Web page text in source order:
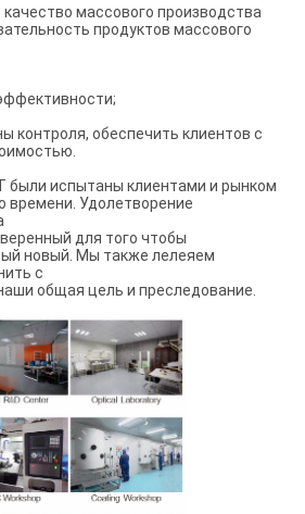
качество массового производства
продуктов массового
контроля, обеспечить клиентов с
были испытаны клиентами и рынком
времени. Удолетворение
для того чтобы
новый. Мы также лелеяем
с
общая цель и преследование.